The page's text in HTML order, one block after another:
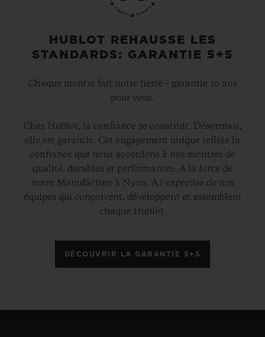
HUBLOT REHAUSSE LES
STANDARDS: GARANTIE 5+5
Chaque montre fait notre fierté – garantie 10 ans
pour vous.
Chez Hublot, la confiance se construit. Désormais,
elle est garantie. Cet engagement unique reflète la
confiance que nous accordons à nos montres de
qualité, durables et performantes. À la force de
notre Manufacture à Nyon. À l’expertise de nos
équipes qui conçoivent, développent et assemblent
chaque Hublot.
DÉCOUVRIR LA GARANTIE 5+5